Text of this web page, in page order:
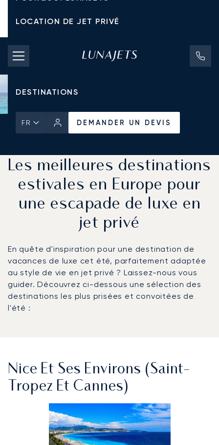
LOCATION DE JET PRIVÉ
TARIFS D'AFFRÈTEMENT
JETS PRIVÉS
DESTINATIONS
FR
DEMANDER UN DEVIS
DEMANDER UN DEVIS
Les meilleures destinations
estivales en Europe pour
une escapade de luxe en
jet privé
En quête d'inspiration pour une destination de
vacances de luxe cet été, parfaitement adaptée
au style de vie en jet privé ? Laissez-nous vous
guider. Découvrez ci-dessous une sélection des
destinations les plus prisées et convoitées de
l'été :
Nice Et Ses Environs (Saint-
Tropez Et Cannes)